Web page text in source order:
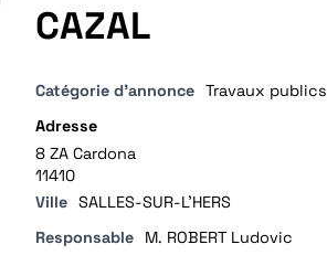
CAZAL
Catégorie d'annonce Travaux publics
Adresse
8 ZA Cardona
11410
Ville SALLES-SUR-L'HERS
Responsable
M. ROBERT Ludovic